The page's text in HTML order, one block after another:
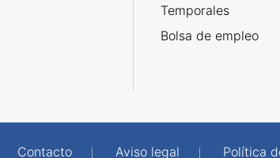
Temporales
Bolsa de empleo
Contacto Aviso legal Política